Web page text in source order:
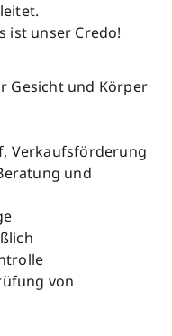
ist unser Credo!
Gesicht und Körper
Verkaufsförderung
und
von